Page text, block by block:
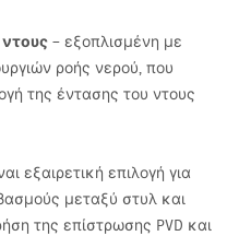
– εξοπλισμένη με
ροής νερού, που
της έντασης του ντους
εξαιρετική επιλογή για
μεταξύ στυλ και
της επίστρωσης PVD και